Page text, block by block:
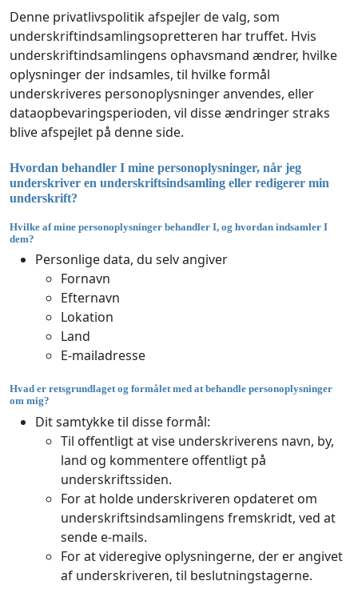
Denne privatlivspolitik afspejler de valg, som
underskriftindsamlingsopretteren har truffet. Hvis
underskriftindsamlingens ophavsmand ændrer, hvilke
oplysninger der indsamles, til hvilke formål
underskriveres personoplysninger anvendes, eller
dataopbevaringsperioden, vil disse ændringer straks
blive afspejlet på denne side.
Hvordan behandler I mine personoplysninger, når jeg
underskriver en underskriftsindsamling eller redigerer min
underskrift?
Hvilke af mine personoplysninger behandler I, og hvordan indsamler I
dem?
Personlige data, du selv angiver
Fornavn
Efternavn
Lokation
Land
E-mailadresse
Hvad er retsgrundlaget og formålet med at behandle personoplysninger
om mig?
Dit samtykke til disse formål:
Til offentligt at vise underskriverens navn, by,
land og kommentere offentligt på
underskriftssiden.
For at holde underskriveren opdateret om
underskriftsindsamlingens fremskridt, ved at
sende e-mails.
For at videregive oplysningerne, der er angivet
af underskriveren, til beslutningstagerne.